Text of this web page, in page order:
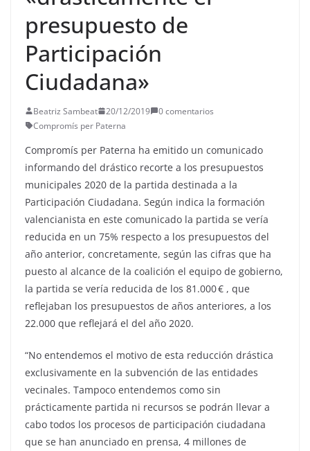
presupuesto de
Participación
Ciudadana»
Beatriz Sambeat 20/12/2019
0 comentarios
Compromís per Paterna
Compromís per Paterna ha emitido un comunicado
informando del drástico recorte a los presupuestos
municipales 2020 de la partida destinada a la
Participación Ciudadana. Según indica la formación
valencianista en este comunicado la partida se vería
reducida en un 75% respecto a los presupuestos del
año anterior, concretamente, según las cifras que ha
puesto al alcance de la coalición el equipo de gobierno,
la partida se vería reducida de los 81.000 € , que
reflejaban los presupuestos de años anteriores, a los
22.000 que reflejará el del año 2020.
“No entendemos el motivo de esta reducción drástica
exclusivamente en la subvención de las entidades
vecinales. Tampoco entendemos como sin
prácticamente partida ni recursos se podrán llevar a
cabo todos los procesos de participación ciudadana
que se han anunciado en prensa, 4 millones de